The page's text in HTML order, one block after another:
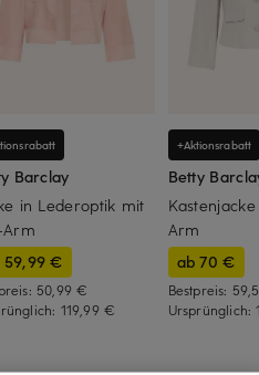
Barclay
in Lederoptik mit
59,99 €
50,99 €
119,99 €
+Aktionsrabatt
Betty
Arm
ab 70 €
Bestpreis:
Ursprünglich: